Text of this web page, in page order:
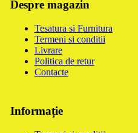
Despre magazin
Tesatura si Furnitura
Termeni si conditii
Livrare
Politica de retur
Contacte
Informație